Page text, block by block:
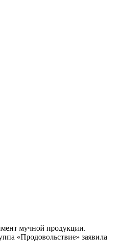
мучной продукции.
«Продовольствие» заявила